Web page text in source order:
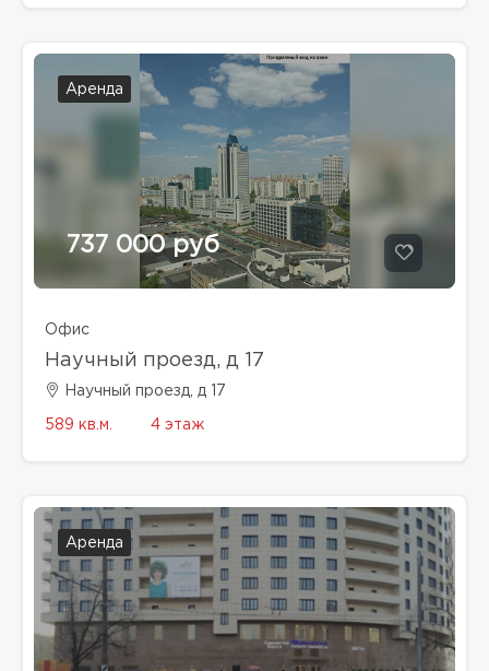
Аренда
737 000 руб
Офис
Научный проезд, д 17
Научный проезд, д 17
589 кв.м. 4 этаж
Аренда